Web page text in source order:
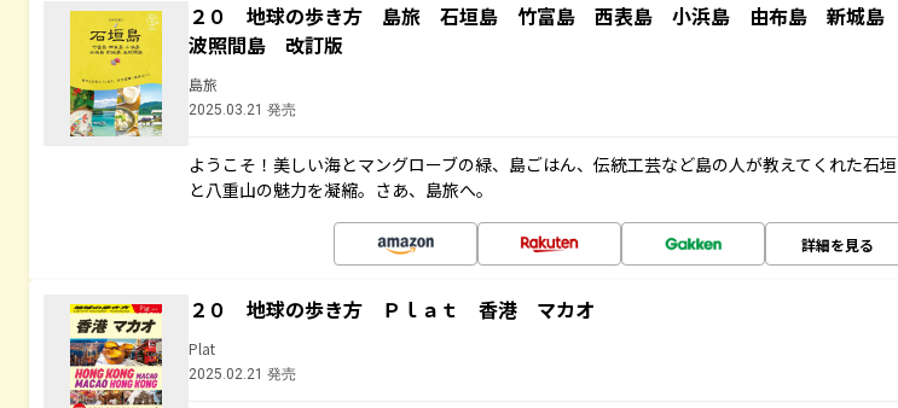
２０ 地球の歩き方 島旅 石垣島 竹富島 西表島 小浜島 由布島 新城島
波照間島 改訂版
島旅
2025.03.21 発売
ようこそ！美しい海とマングローブの緑、島ごはん、伝統工芸など島の人が教えてくれた石垣
と八重山の魅力を凝縮。さあ、島旅へ。
詳細を見る
２０ 地球の歩き方 Ｐｌａｔ 香港 マカオ
Plat
2025.02.21 発売